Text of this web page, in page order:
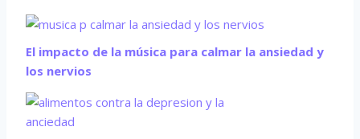
El impacto de la música para calmar la ansiedad y
los nervios